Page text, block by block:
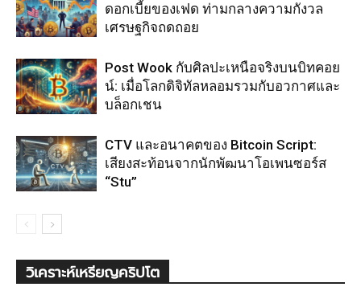
ดอกเบี้ยของเฟด ท่ามกลางความกังวล
เศรษฐกิจถดถอย
Post Wook กับศิลปะเหนือจริงบนบิทคอย
น์: เมื่อโลกดิจิทัลหลอมรวมกับอวกาศและ
บล็อกเชน
CTV และอนาคตของ Bitcoin Script:
เสียงสะท้อนจากนักพัฒนาโอเพนซอร์ส
“Stu”
วิเคราะห์เหรียญคริปโต